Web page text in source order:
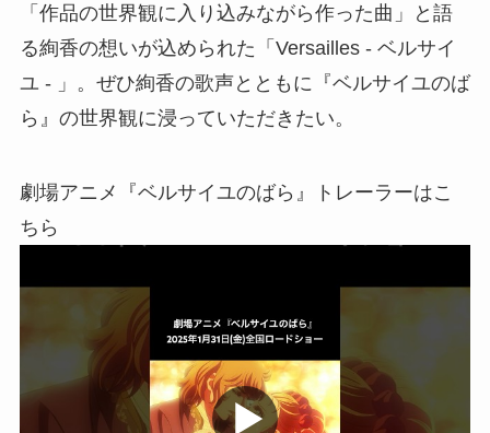
「作品の世界観に入り込みながら作った曲」と語
る絢香の想いが込められた「Versailles - ベルサイ
ユ - 」。ぜひ絢香の歌声とともに『ベルサイユのば
ら』の世界観に浸っていただきたい。
劇場アニメ『ベルサイユのばら』トレーラーはこ
ちら